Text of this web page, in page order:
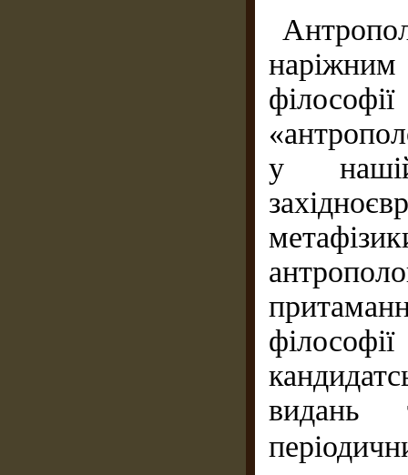
у
видань